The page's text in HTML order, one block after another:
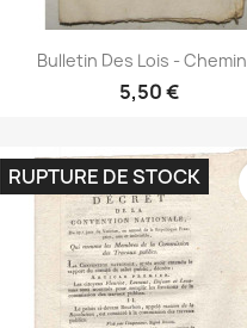
Bulletin Des Lois -
5,50 €
RUPTURE DE STOCK